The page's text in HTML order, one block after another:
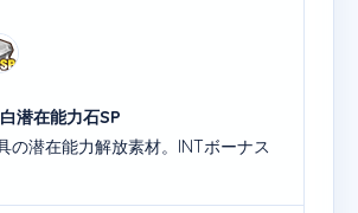
潜在能力石SP
の潜在能力解放素材。INTボーナス